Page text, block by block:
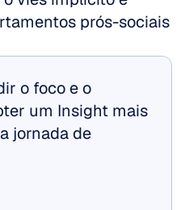
prós-sociais
o foco e o
um Insight mais
jornada de